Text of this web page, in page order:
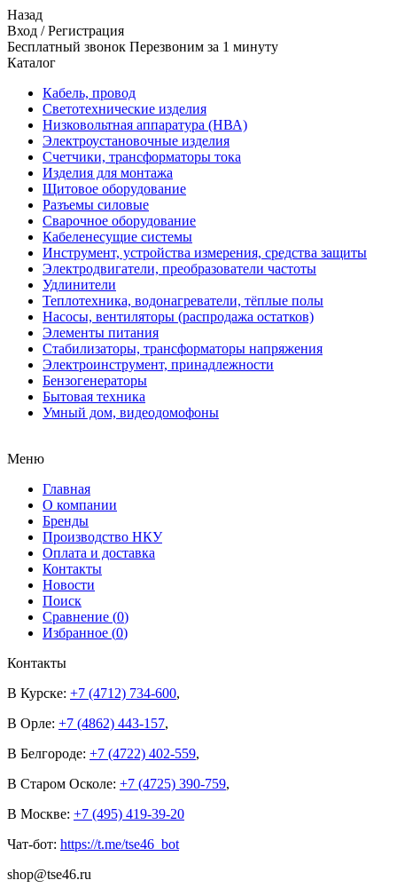
Назад
Вход /Регистрация
Бесплатный звонок Перезвоним за 1 минуту
Каталог
Кабель, провод
Светотехнические изделия
Низковольтная аппаратура (НВА)
Электроустановочные изделия
Счетчики, трансформаторы тока
Изделия для монтажа
Щитовое оборудование
Разъемы силовые
Сварочное оборудование
Кабеленесущие системы
Инструмент, устройства измерения, средства защиты
Электродвигатели, преобразователи частоты
Удлинители
Теплотехника, водонагреватели, тёплые полы
Насосы, вентиляторы (распродажа остатков)
Элементы питания
Стабилизаторы, трансформаторы напряжения
Электроинструмент, принадлежности
Бензогенераторы
Бытовая техника
Умный дом, видеодомофоны
Меню
Главная
О компании
Бренды
Производство НКУ
Оплата и доставка
Контакты
Новости
Поиск
Сравнение (0)
Избранное (0)
Контакты
В Курске: +7 (4712) 734-600,
В Орле: +7 (4862) 443-157,
В Белгороде: +7 (4722) 402-559,
В Старом Осколе: +7 (4725) 390-759,
В Москве: +7 (495) 419-39-20
Чат-бот: https://t.me/tse46_bot
shop@tse46.ru